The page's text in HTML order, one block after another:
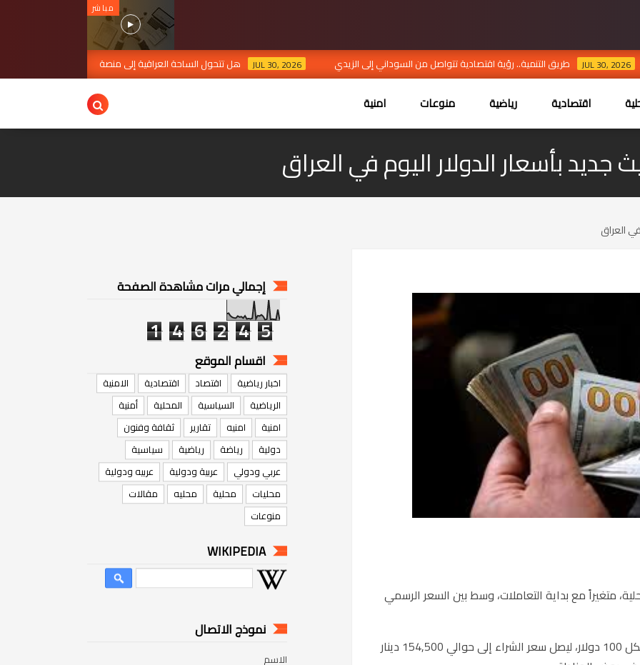
مباشر
JUL 30, طريق التنمية.. رؤية اقتصادية تتواصل من السوداني إلى الزيدي JUL 30, 2026 هل تتحول الساحة العراقية إلى منصة للصراع الإقليمي؟
اقتصادية رياضية منوعات امنية
جديد بأسعار الدولار اليوم في العراق
العراق
متغيراً مع بداية التعاملات، وسط بين السعر الرسمي
تتجه أسعار البيع في مقاعد بغداد إلى 155,500 لكل 100 دولار، ليصل سعر الشراء إلى حوالي 154,500 دينار
إجمالي مرات مشاهدة الصفحة
1 4 6 2 4 5
اقسام الموقع
اخبار رياضية اقتصاد اقتصادية
الامنية
الرياضية
السياسية المحلية
أمنية
امنية
امنيه تقارير
ثقافة وفنون
دولية
رياضة رياضية
سياسية
عربي ودولي
عربية ودولية
عربيه ودولية
محليات
محلية محليه
مقالات
منوعات
WIKIPEDIA
نموذج الاتصال
الاسم